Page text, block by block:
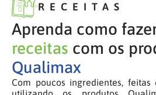
RECEITAS
Aprenda como
receitas com os
Qualimax
Com poucos ingredientes,